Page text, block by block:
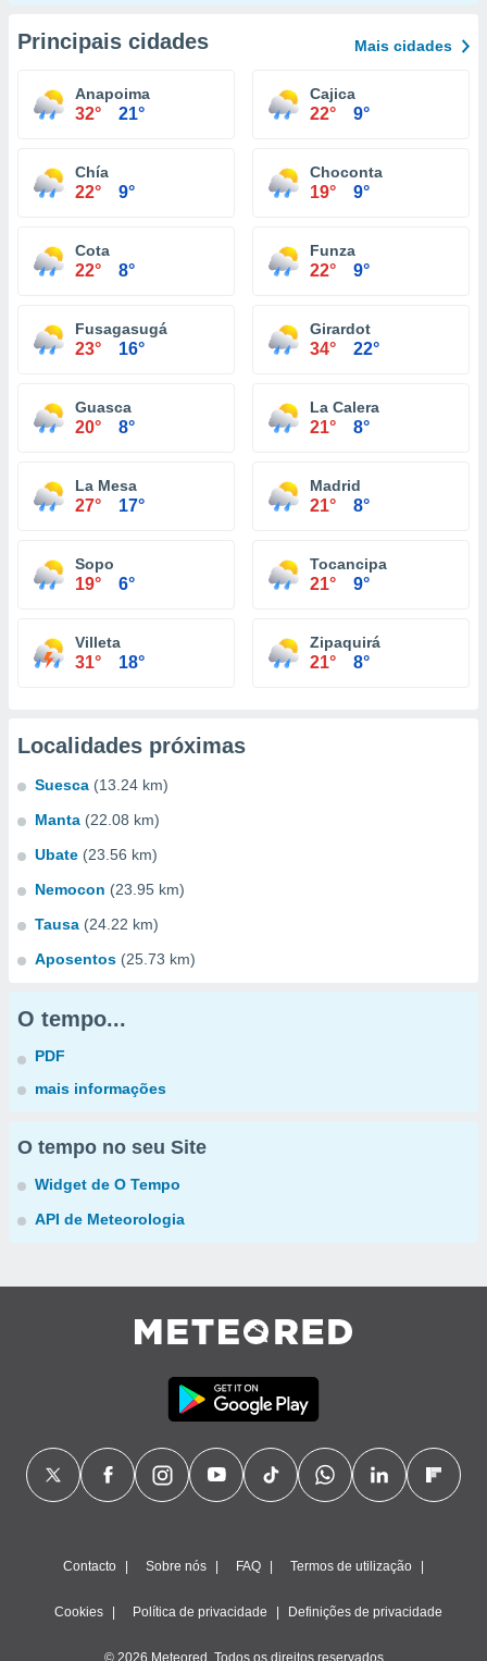
Principais cidades Mais cidades
Anapoima
32° 21°
Cajica
22° 9°
Chía
22° 9°
Choconta
19° 9°
Cota
22° 8°
Funza
22° 9°
Fusagasugá
23° 16°
Girardot
34° 22°
Guasca
20° 8°
La Calera
21° 8°
La Mesa
27° 17°
Madrid
21° 8°
Sopo
19° 6°
Tocancipa
21° 9°
Villeta
31° 18°
Zipaquirá
21° 8°
Localidades próximas
Suesca (13.24 km)
Manta (22.08 km)
Ubate (23.56 km)
Nemocon (23.95 km)
Tausa (24.22 km)
Aposentos (25.73 km)
O tempo...
PDF
mais informações
O tempo no seu Site
Widget de O Tempo
API de Meteorologia
Contacto Sobre nós FAQ Termos de utilização
Cookies Política de privacidade Definições de privacidade
© 2026 Meteored. Todos os direitos reservados